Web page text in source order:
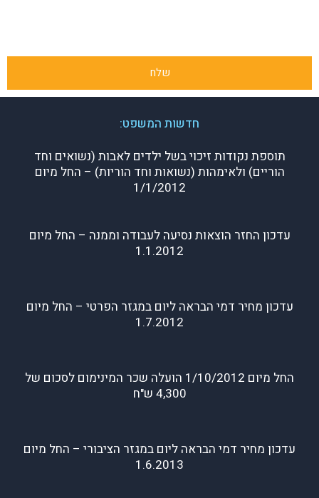
שלח
חדשות המשפט:
תוספת נקודות זיכוי בשל ילדים לאבות (נשואים וחד
הוריים) ולאימהות (נשואות וחד הוריות) – החל מיום
1/1/2012
עדכון החזר הוצאות נסיעה לעבודה וממנה – החל מיום
1.1.2012
עדכון מחיר דמי הבראה ליום במגזר הפרטי – החל מיום
1.7.2012
החל מיום 1/10/2012 הועלה שכר המינימום לסכום של
4,300 ש"ח
עדכון מחיר דמי הבראה ליום במגזר הציבורי – החל מיום
1.6.2013